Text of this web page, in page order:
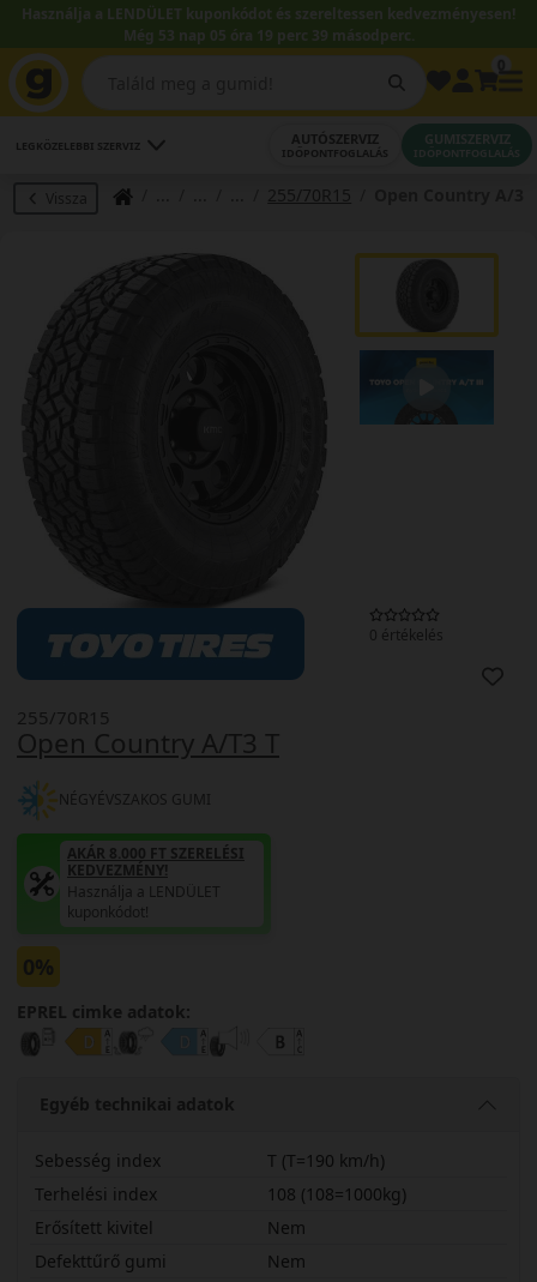
Használja a LENDÜLET kuponkódot és szereltessen kedvezményesen!
Még 53 nap 05 óra 19 perc 39 másodperc.
LEGKÖZELEBBI SZERVIZ AUTÓSZERVIZ
IDŐPONTFOGLALÁS
GUMISZERVIZ
IDŐPONTFOGLALÁS
Vissza 255/70R15
0 értékelés
Open Country A/T3 T
255/70R15
NÉGYÉVSZAKOS GUMI
AKÁR 8.000 FT SZERELÉSI
KEDVEZMÉNY!
Használja a LENDÜLET
kuponkódot!
0%
EPREL cimke adatok:
Egyéb technikai adatok
Sebesség index
T (T=190 km/h)
Terhelési index
108 (108=1000kg)
Erősített kivitel
Nem
Defekttűrő gumi
Nem